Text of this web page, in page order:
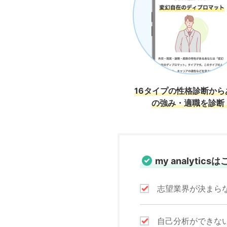
16タイプの性格診断か
の強み・適職を診断
my analyticsは
志望業界が決まら
自己分析ができな